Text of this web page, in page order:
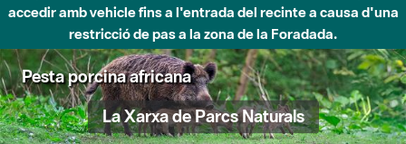
accedir amb vehicle fins a l'entrada del recinte a causa d'una
restricció de pas a la zona de la Foradada.
Pesta porcina africana
La Xarxa de Parcs Naturals